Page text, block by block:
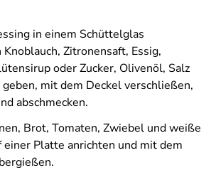
in einem Schüttelglas
Zitronensaft, Essig,
oder Zucker, Olivenöl, Salz
mit dem Deckel verschließen,
abschmecken.
Brot, Tomaten, Zwiebel und weiße
einer Platte anrichten und mit dem